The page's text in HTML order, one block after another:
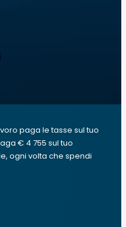
paga le tasse sul tuo
€ 4 755 sul tuo
ogni volta che spendi